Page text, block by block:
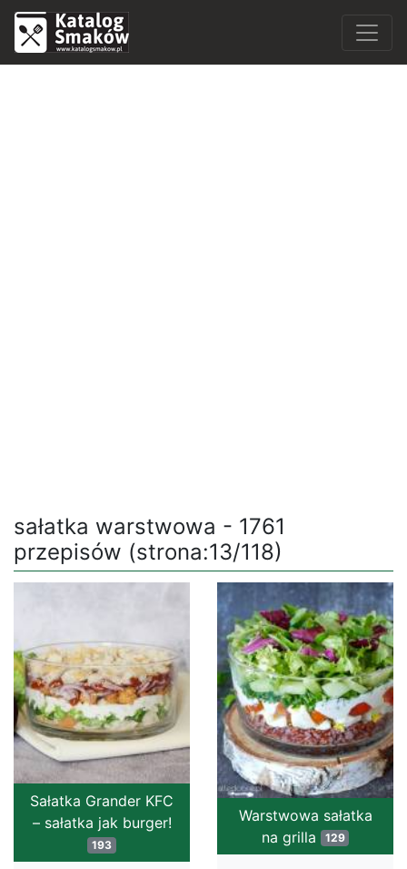
sałatka warstwowa - 1761
przepisów (strona:13/118)
Sałatka Grander KFC
– sałatka jak burger!
193
Warstwowa sałatka
na grilla
129